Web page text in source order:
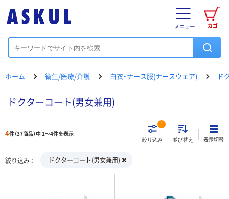
カゴ
メニュー
ホーム 衛生/医療/介護 白衣・ナース服(ナースウェア) ド
ドクターコート(男女兼用)
4件（37商品）中 1～4件を表示
絞り込み
1
並び替え 表示切替
絞り込み ドクターコート(男女兼用)